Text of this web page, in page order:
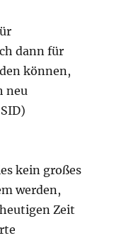
dann für
können,
neu
kein großes
werden,
Zeit